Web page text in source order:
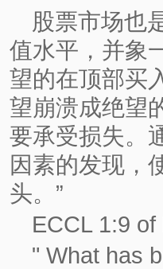
股票市场也
值水平，并象
望的在顶部买
望崩溃成绝望
要承受损失。
因素的发现，
头。”
ECCL 1:9 of
" What has